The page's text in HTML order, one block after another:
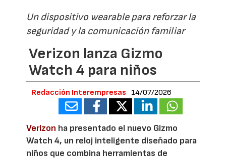
Un dispositivo wearable para reforzar la
seguridad y la comunicación familiar
Verizon lanza Gizmo
Watch 4 para niños
Redacción Interempresas 14/07/2026
Verizon ha presentado el nuevo Gizmo
Watch 4, un reloj inteligente diseñado para
niños que combina herramientas de